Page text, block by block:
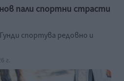
пали спортни страсти
спортува редовно и
г.